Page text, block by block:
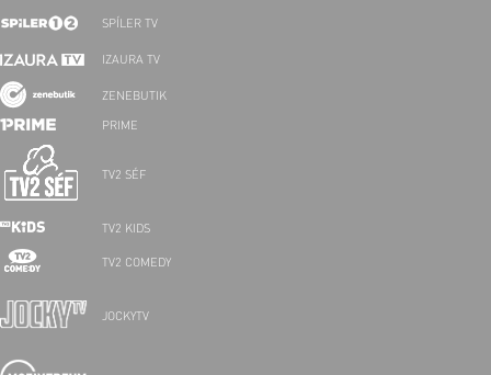
SPÍLER TV
IZAURA TV
ZENEBUTIK
PRIME
TV2 SÉF
TV2 KIDS
TV2 COMEDY
JOCKYTV